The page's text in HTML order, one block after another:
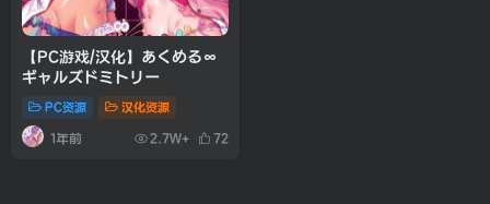
【PC游戏/汉化】あくめる∞
ギャルズドミトリー
PC资源 汉化资源
1年前 2.7W+ 72